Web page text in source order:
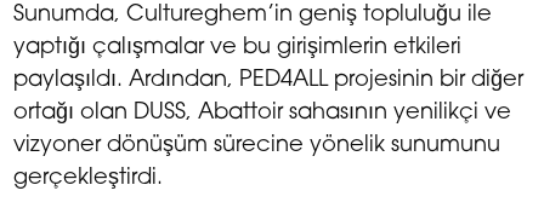
Sunumda, Cultureghem’in geniş topluluğu ile
yaptığı çalışmalar ve bu girişimlerin etkileri
paylaşıldı. Ardından, PED4ALL projesinin bir diğer
ortağı olan DUSS, Abattoir sahasının yenilikçi ve
vizyoner dönüşüm sürecine yönelik sunumunu
gerçekleştirdi.